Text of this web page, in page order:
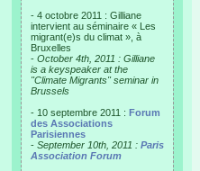
- 4 octobre 2011 : Gilliane
intervient au séminaire « Les
migrant(e)s du climat », à
Bruxelles
- October 4th, 2011 : Gilliane
is a keyspeaker at the
"Climate Migrants" seminar in
Brussels
- 10 septembre 2011 : Forum
des Associations
Parisiennes
- September 10th, 2011 : Paris
Association Forum